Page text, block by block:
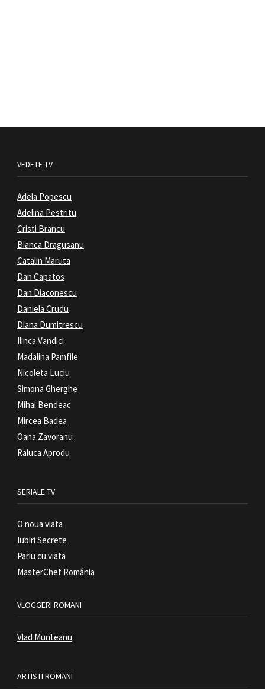
VEDETE TV
Adela Popescu
Adelina Pestritu
Cristi Brancu
Bianca Dragusanu
Catalin Maruta
Dan Capatos
Dan Diaconescu
Daniela Crudu
Diana Dumitrescu
Ilinca Vandici
Madalina Pamfile
Nicoleta Luciu
Simona Gherghe
Mihai Bendeac
Mircea Badea
Oana Zavoranu
Raluca Aprodu
SERIALE TV
O noua viata
Iubiri Secrete
Pariu cu viata
MasterChef România
VLOGGERI ROMANI
Vlad Munteanu
ARTISTI ROMANI